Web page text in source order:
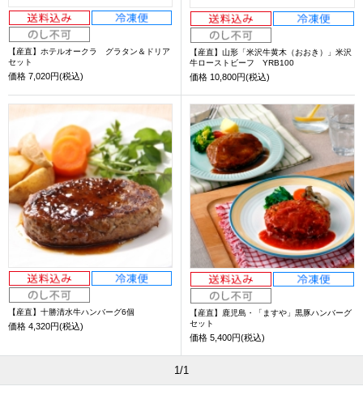
【産直】ホテルオークラ グラタン＆ドリア
セット
価格 7,020円(税込)
【産直】山形「米沢牛黄木（おおき）」米沢
牛ローストビーフ YRB100
価格 10,800円(税込)
【産直】十勝清水牛ハンバーグ6個
価格 4,320円(税込)
【産直】鹿児島・「ますや」黒豚ハンバーグ
セット
価格 5,400円(税込)
1/1